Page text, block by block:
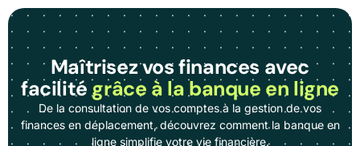
Maîtrisez vos finances avec
facilitégrâce à la banque en ligne
De la consultation de vos comptes à la gestion de vos
finances en déplacement, découvrez comment la banque en
ligne simplifie votre vie financière.